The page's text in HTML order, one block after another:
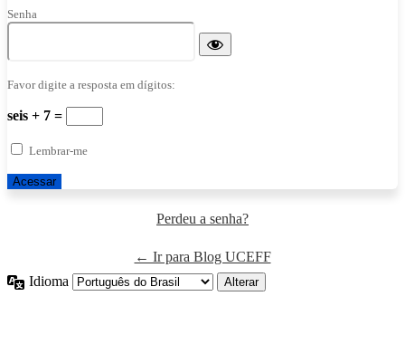
Senha
Favor digite a resposta em dígitos:
seis + 7 =
Lembrar-me
Perdeu a senha?
← Ir para Blog UCEFF
Idioma